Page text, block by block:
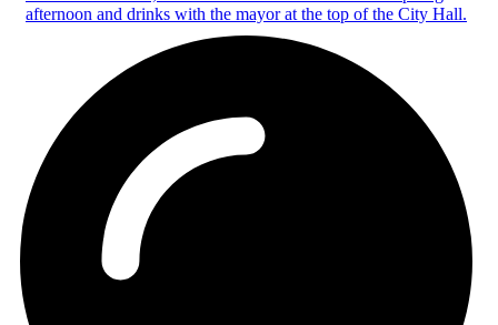
afternoon and drinks with the mayor at the top of the City Hall.